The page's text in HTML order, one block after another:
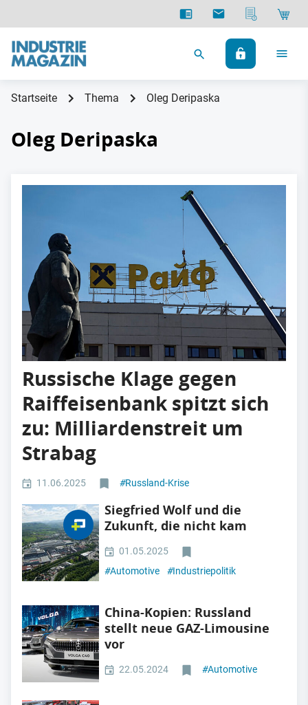
Startseite Thema Oleg Deripaska
Oleg Deripaska
Russische Klage gegen
Raiffeisenbank spitzt sich
zu: Milliardenstreit um
Strabag
11.06.2025 #Russland-Krise
Siegfried Wolf und die
Zukunft, die nicht kam
01.05.2025
#Automotive #Industriepolitik
China-Kopien: Russland
stellt neue GAZ-Limousine
vor
22.05.2024 #Automotive